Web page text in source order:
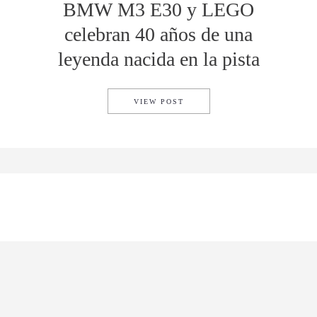
BMW M3 E30 y LEGO
celebran 40 años de una
leyenda nacida en la pista
VIEW POST